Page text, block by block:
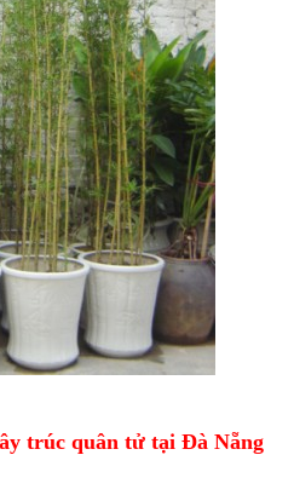
trúc quân tử tại Đà Nẵng